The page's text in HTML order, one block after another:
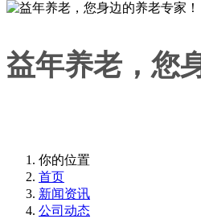
益年养老，您
你的位置
首页
新闻资讯
公司动态